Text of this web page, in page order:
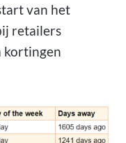
van het
retailers
kortingen